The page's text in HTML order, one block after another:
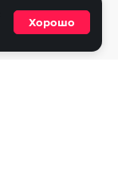
Хорошо